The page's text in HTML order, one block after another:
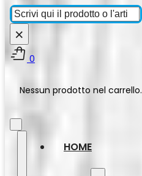
Cerca
×
0
Nessun prodotto nel carrello.
HOME